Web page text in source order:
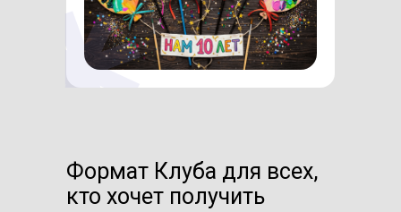
Формат Клуба для всех,
кто хочет получить